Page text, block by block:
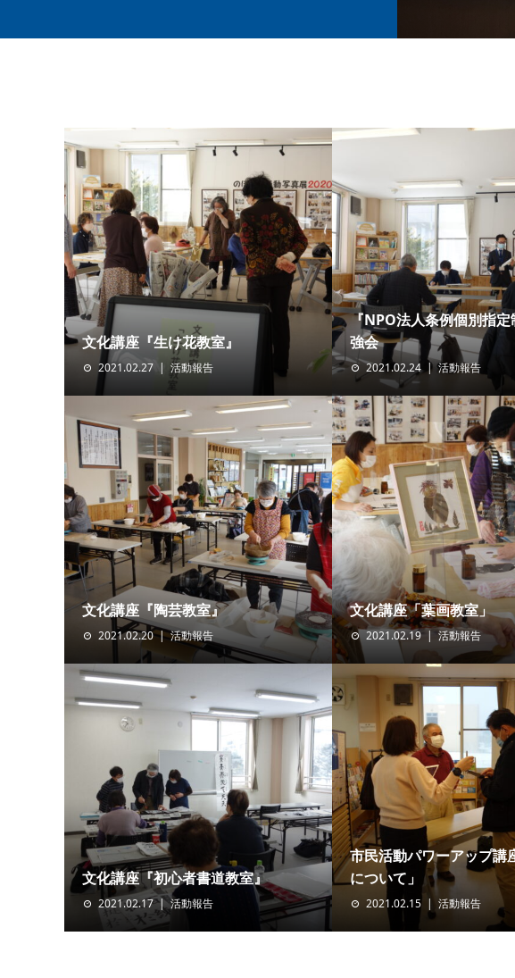
文化講座『生け花教室』
2021.02.27 活動報告
『NPO法人条例個別指定
強会
2021.02.24 活動報告
文化講座『陶芸教室』
2021.02.20 活動報告
文化講座「葉画教室」
2021.02.19 活動報告
文化講座『初心者書道教室』
2021.02.17 活動報告
市民活動パワーアップ講
について」
2021.02.15 活動報告